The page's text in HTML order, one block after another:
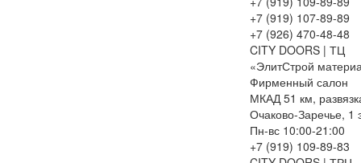
+7 (919) 107-89-89
+7 (926) 470-48-48
CITY DOORS | ТЦ
«ЭлитСтрой
Фирменный салон
МКАД 51 км,
Очаково-Заречье, 1
Пн-вс 10:00-21:00
+7 (919) 109-89-83